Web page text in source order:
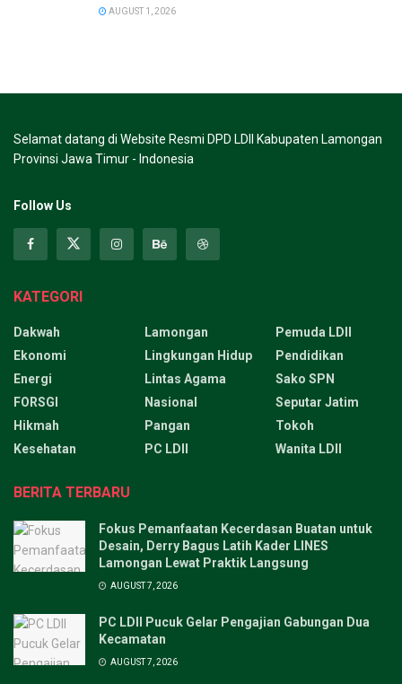
AUGUST 1, 2026
Selamat datang di Website Resmi DPD LDII Kabupaten Lamongan
Provinsi Jawa Timur - Indonesia
Follow Us
KATEGORI
Dakwah
Ekonomi
Energi
FORSGI
Hikmah
Kesehatan
Lamongan
Lingkungan Hidup
Lintas Agama
Nasional
Pangan
PC LDII
Pemuda LDII
Pendidikan
Sako SPN
Seputar Jatim
Tokoh
Wanita LDII
BERITA TERBARU
Fokus Pemanfaatan Kecerdasan Buatan untuk
Desain, Derry Bagus Latih Kader LINES
Lamongan Lewat Praktik Langsung
AUGUST 7, 2026
PC LDII Pucuk Gelar Pengajian Gabungan Dua
Kecamatan
AUGUST 7, 2026